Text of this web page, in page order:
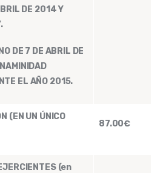
DE 2014 Y
DE 7 DE ABRIL DE
EL AÑO 2015.
(EN UN ÚNICO
87.00€
(en